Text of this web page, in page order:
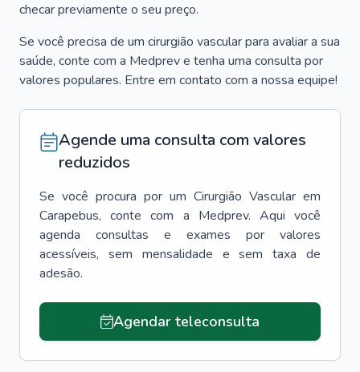
checar previamente o seu preço.
Se você precisa de um cirurgião vascular para avaliar a sua
saúde, conte com a Medprev e tenha uma consulta por
valores populares. Entre em contato com a nossa equipe!
Agende uma consulta com valores
reduzidos
Se você procura por um Cirurgião Vascular em
Carapebus, conte com a Medprev. Aqui você
agenda consultas e exames por valores
acessíveis, sem mensalidade e sem taxa de
adesão.
Agendar teleconsulta